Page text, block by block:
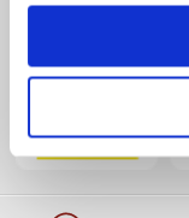
Spedizioni in 24/48/